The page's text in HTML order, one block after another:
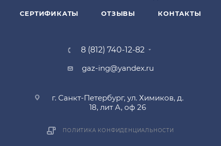
СЕРТИФИКАТЫ ОТЗЫВЫ КОНТАКТЫ
8 (812) 740-12-82
gaz-ing@yandex.ru
г. Санкт-Петербург, ул. Химиков, д.
18, лит А, оф 26
ПОЛИТИКА КОНФИДЕНЦИАЛЬНОСТИ